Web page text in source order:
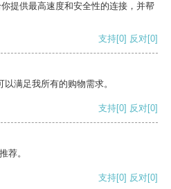
提供最高速度和安全性的连接，并帮
支持[0] 反对[0]
满足我所有的购物需求。
支持[0] 反对[0]
荐。
支持[0] 反对[0]